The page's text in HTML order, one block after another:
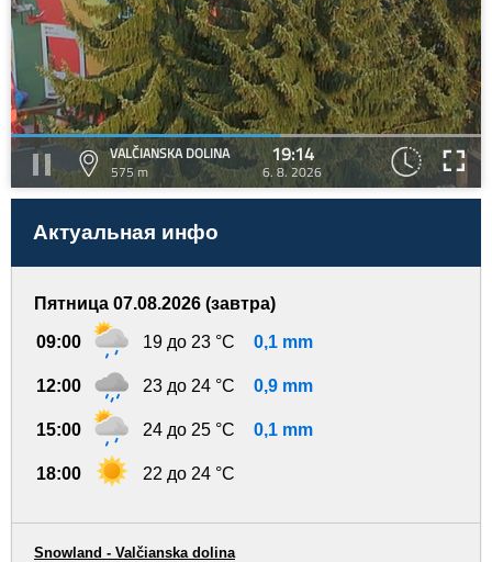
VALČIANSKA DOLINA
575 m
19:14
6. 8. 2026
Актуальная инфо
Пятница 07.08.2026 (завтра)
09:00 19 до 23 °C 0,1 mm
12:00 23 до 24 °C 0,9 mm
15:00 24 до 25 °C 0,1 mm
18:00 22 до 24 °C
Snowland - Valčianska dolina